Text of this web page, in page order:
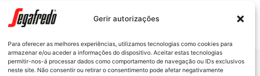
Gerir autorizações
Para oferecer as melhores experiências, utilizamos tecnologias como cookies para
armazenar e/ou aceder a informações do dispositivo. Aceitar estas tecnologias
permitir-nos-á processar dados como comportamento de navegação ou IDs exclusivos
neste site. Não consentir ou retirar o consentimento pode afetar negativamente